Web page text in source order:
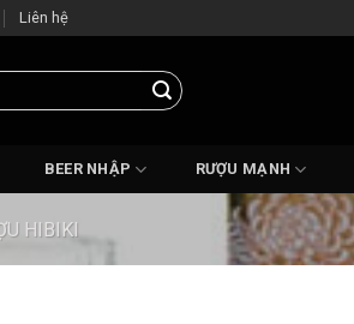
Liên hệ
BEER NHẬP RƯỢU MẠNH
HIBIKI